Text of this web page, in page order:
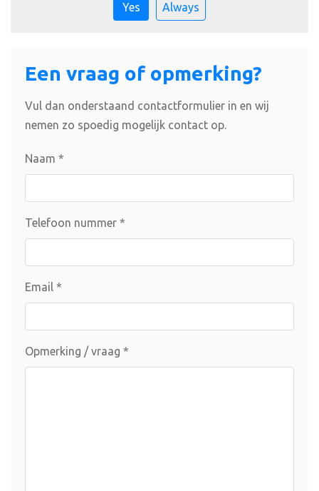
Yes Always
Een vraag of opmerking?
Vul dan onderstaand contactformulier in en wij
nemen zo spoedig mogelijk contact op.
Naam *
Telefoon nummer *
Email *
Opmerking / vraag *